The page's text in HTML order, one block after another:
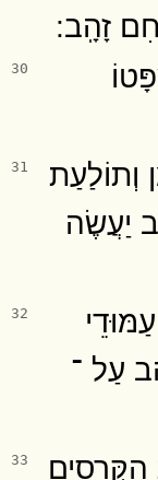
זָהָֽב ׃
30
31
וְתוֹלַעַת
יַעֲשֶׂה
32
עַל ־
33